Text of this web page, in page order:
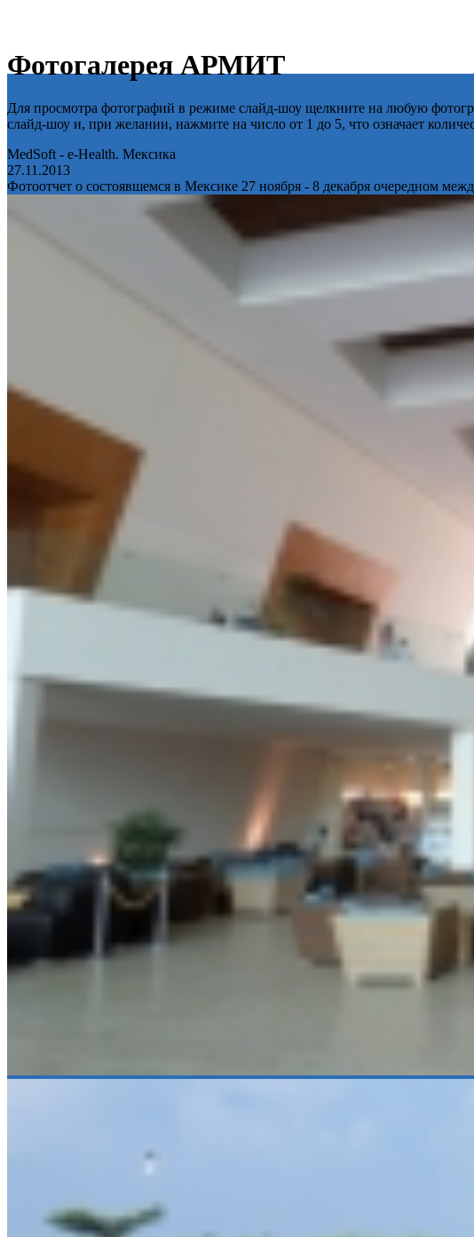
Фотогалерея АРМИТ
Для просмотра фотографий в режиме слайд-шоу щелкните на любую
слайд-шоу и, при желании, нажмите на число от 1 до 5, что означает
MedSoft - e-Health. Мексика
27.11.2013
Фотоотчет о состоявшемся в Мексике 27 ноября - 8 декабря очередном